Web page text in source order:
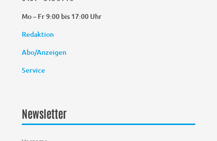
Mo – Fr 9:00 bis 17:00 Uhr
Redaktion
Abo/Anzeigen
Service
Newsletter